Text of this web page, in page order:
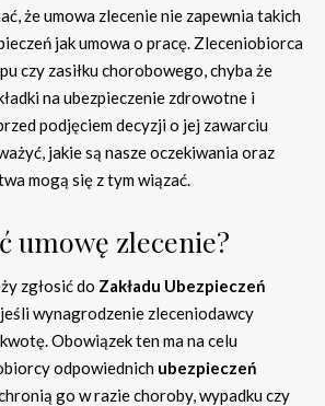
że umowa zlecenie nie zapewnia takich
jak umowa o pracę. Zleceniobiorca
czy zasiłku chorobowego, chyba że
na ubezpieczenie zdrowotne i
podjęciem decyzji o jej zawarciu
jakie są nasze oczekiwania oraz
mogą się z tym wiązać.
umowę zlecenie?
zgłosić do Zakładu Ubezpieczeń
jeśli wynagrodzenie zleceniodawcy
Obowiązek ten ma na celu
odpowiednich ubezpieczeń
go w razie choroby, wypadku czy